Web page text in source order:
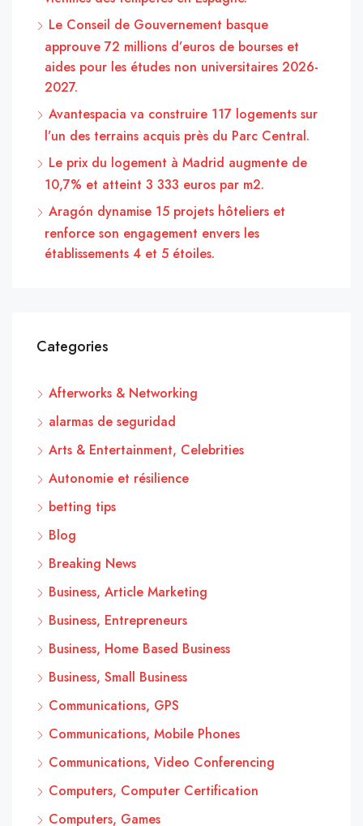
Le Conseil de Gouvernement basque
approuve 72 millions d’euros de bourses et
aides pour les études non universitaires 2026-
2027.
Avantespacia va construire 117 logements sur
l’un des terrains acquis près du Parc Central.
Le prix du logement à Madrid augmente de
10,7% et atteint 3 333 euros par m2.
Aragón dynamise 15 projets hôteliers et
renforce son engagement envers les
établissements 4 et 5 étoiles.
Categories
Afterworks & Networking
alarmas de seguridad
Arts & Entertainment, Celebrities
Autonomie et résilience
betting tips
Blog
Breaking News
Business, Article Marketing
Business, Entrepreneurs
Business, Home Based Business
Business, Small Business
Communications, GPS
Communications, Mobile Phones
Communications, Video Conferencing
Computers, Computer Certification
Computers, Games